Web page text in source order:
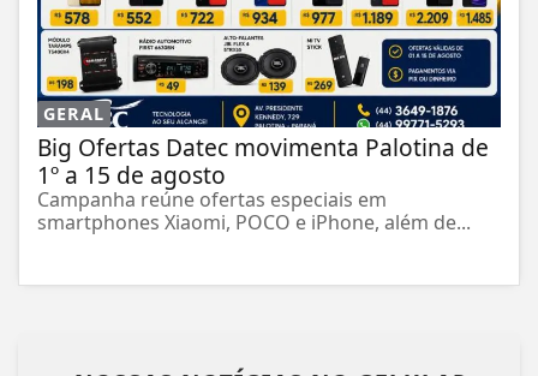
GERAL
Big Ofertas Datec movimenta Palotina de
1º a 15 de agosto
Campanha reúne ofertas especiais em
smartphones Xiaomi, POCO e iPhone, além de...